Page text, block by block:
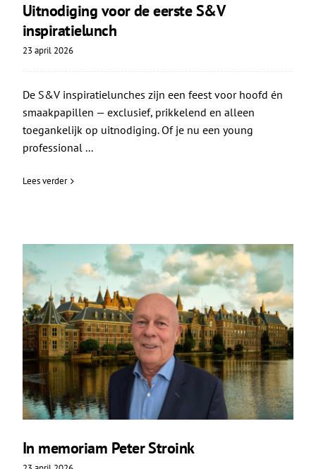
Uitnodiging voor de eerste S&V
inspiratielunch
23 april 2026
De S&V inspiratielunches zijn een feest voor hoofd én
smaakpapillen — exclusief, prikkelend en alleen
toegankelijk op uitnodiging. Of je nu een young
professional ...
Lees verder
In memoriam Peter Stroink